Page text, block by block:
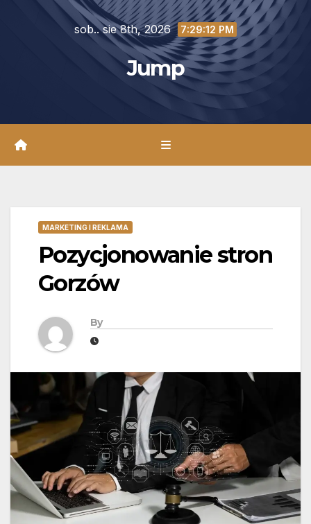
sob.. sie 8th, 2026 7:29:14 PM
Jump
MARKETING I REKLAMA
Pozycjonowanie stron
Gorzów
By